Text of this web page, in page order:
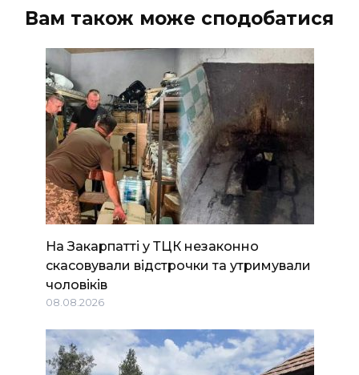
Вам також може сподобатися
На Закарпатті у ТЦК незаконно
скасовували відстрочки та утримували
чоловіків
08.08.2026